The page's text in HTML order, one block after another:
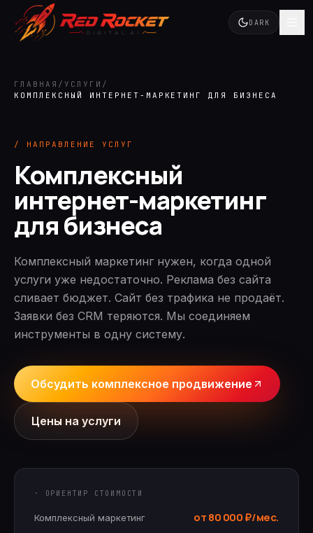
DARK
ГЛАВНАЯ / УСЛУГИ /
КОМПЛЕКСНЫЙ ИНТЕРНЕТ-МАРКЕТИНГ ДЛЯ БИЗНЕСА
/ НАПРАВЛЕНИЕ УСЛУГ
Комплексный
интернет-маркетинг
для бизнеса
Комплексный маркетинг нужен, когда одной
услуги уже недостаточно. Реклама без сайта
сливает бюджет. Сайт без трафика не продаёт.
Заявки без CRM теряются. Мы соединяем
инструменты в одну систему.
Обсудить комплексное продвижение
Цены на услуги
· ОРИЕНТИР СТОИМОСТИ
Комплексный маркетинг от 80 000 ₽/мес.